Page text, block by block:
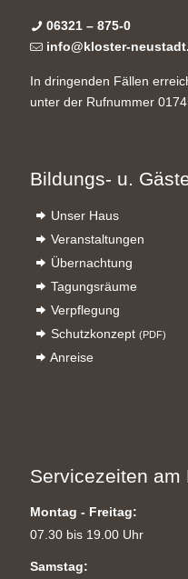
06321 – 875-0
info@kloster-
In dringenden Fällen
unter der Rufnummer
Bildungs- u.
Unser Haus
Veranstaltungen
Übernachtung
Tagungsräume
Verpflegung
Schutzkonzept (PDF)
Anreise
Servicezeiten am
Montag - Freitag:
07.30 bis 19.00 Uhr
Samstag: